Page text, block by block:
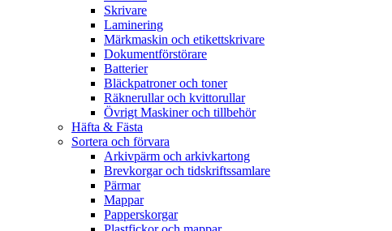
Skrivare
Laminering
Märkmaskin och etikettskrivare
Dokumentförstörare
Batterier
Bläckpatroner och toner
Räknerullar och kvittorullar
Övrigt Maskiner och tillbehör
Häfta & Fästa
Sortera och förvara
Arkivpärm och arkivkartong
Brevkorgar och tidskriftssamlare
Pärmar
Mappar
Papperskorgar